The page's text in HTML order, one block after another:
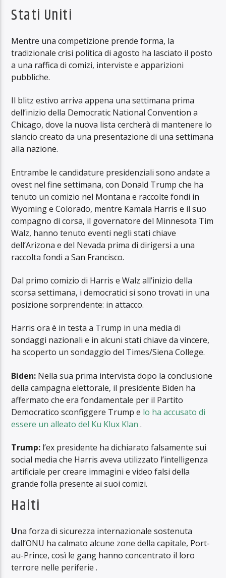
Stati Uniti
Mentre una competizione prende forma, la
tradizionale crisi politica di agosto ha lasciato il posto
a una raffica di comizi, interviste e apparizioni
pubbliche.
Il blitz estivo arriva appena una settimana prima
dell’inizio della Democratic National Convention a
Chicago, dove la nuova lista cercherà di mantenere lo
slancio creato da una presentazione di una settimana
alla nazione.
Entrambe le candidature presidenziali sono andate a
ovest nel fine settimana, con Donald Trump che ha
tenuto un comizio nel Montana e raccolte fondi in
Wyoming e Colorado, mentre Kamala Harris e il suo
compagno di corsa, il governatore del Minnesota Tim
Walz, hanno tenuto eventi negli stati chiave
dell’Arizona e del Nevada prima di dirigersi a una
raccolta fondi a San Francisco.
Dal primo comizio di Harris e Walz all’inizio della
scorsa settimana, i democratici si sono trovati in una
posizione sorprendente: in attacco.
Harris ora è in testa a Trump in una media di
sondaggi nazionali e in alcuni stati chiave da vincere,
ha scoperto un sondaggio del Times/Siena College.
Biden: Nella sua prima intervista dopo la conclusione
della campagna elettorale, il presidente Biden ha
affermato che era fondamentale per il Partito
Democratico sconfiggere Trump e lo ha accusato di
essere un alleato del Ku Klux Klan.
Trump: l’ex presidente ha dichiarato falsamente sui
social media che Harris aveva utilizzato l’intelligenza
artificiale per creare immagini e video falsi della
grande folla presente ai suoi comizi.
Haiti
Una forza di sicurezza internazionale sostenuta
dall’ONU ha calmato alcune zone della capitale, Port-
au-Prince, così le gang hanno concentrato il loro
terrore nelle periferie .